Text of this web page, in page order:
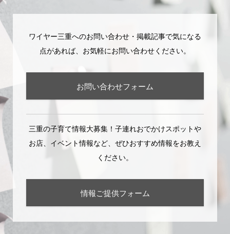
ワイヤー三重へのお問い合わせ・掲載記事で気になる
点があれば、お気軽にお問い合わせください。
お問い合わせフォーム
三重の子育て情報大募集！子連れおでかけスポットや
お店、イベント情報など、ぜひおすすめ情報をお教え
ください。
情報ご提供フォーム